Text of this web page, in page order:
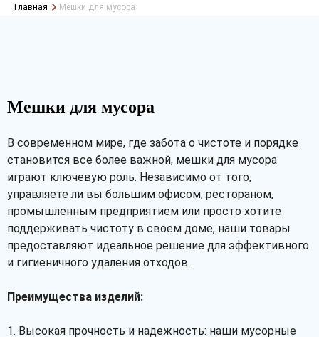
пласты рулоны
Главная Мешки для мусора
Мешки для мусора
В современном мире, где забота о чистоте и порядке
становится все более важной, мешки для мусора
играют ключевую роль. Независимо от того,
управляете ли вы большим офисом, рестораном,
промышленным предприятием или просто хотите
поддерживать чистоту в своем доме, наши товары
предоставляют идеальное решение для эффективного
и гигиеничного удаления отходов.
Преимущества изделий:
1. Высокая прочность и надежность: наши мусорные